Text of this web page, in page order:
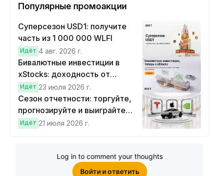
Популярные промоакции
Суперсезон USD1: получите
часть из 1 000 000 WLFI
Идёт 4 авг. 2026 г.
Бивалютные инвестиции в
xStocks: доходность от
прогнозов
Идёт 23 июля 2026 г.
Сезон отчетности: торгуйте,
прогнозируйте и выиграйте
Cybertruck!
Идёт 21 июля 2026 г.
Log in to comment your thoughts
Войти и ответить